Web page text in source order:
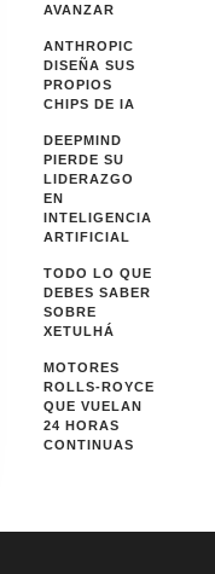
AVANZAR
ANTHROPIC
DISEÑA SUS
PROPIOS
CHIPS DE IA
DEEPMIND
PIERDE SU
LIDERAZGO
EN
INTELIGENCIA
ARTIFICIAL
TODO LO QUE
DEBES SABER
SOBRE
XETULHÁ
MOTORES
ROLLS-ROYCE
QUE VUELAN
24 HORAS
CONTINUAS